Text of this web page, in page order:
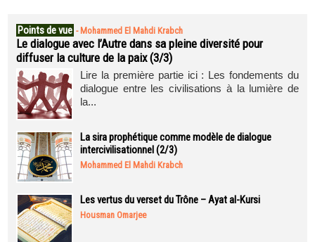
Points de vue - Mohammed El Mahdi Krabch
Le dialogue avec l’Autre dans sa pleine diversité pour
diffuser la culture de la paix (3/3)
Lire la première partie ici : Les fondements du
dialogue entre les civilisations à la lumière de
la...
La sira prophétique comme modèle de dialogue
intercivilisationnel (2/3)
Mohammed El Mahdi Krabch
Les vertus du verset du Trône – Ayat al-Kursi
Housman Omarjee